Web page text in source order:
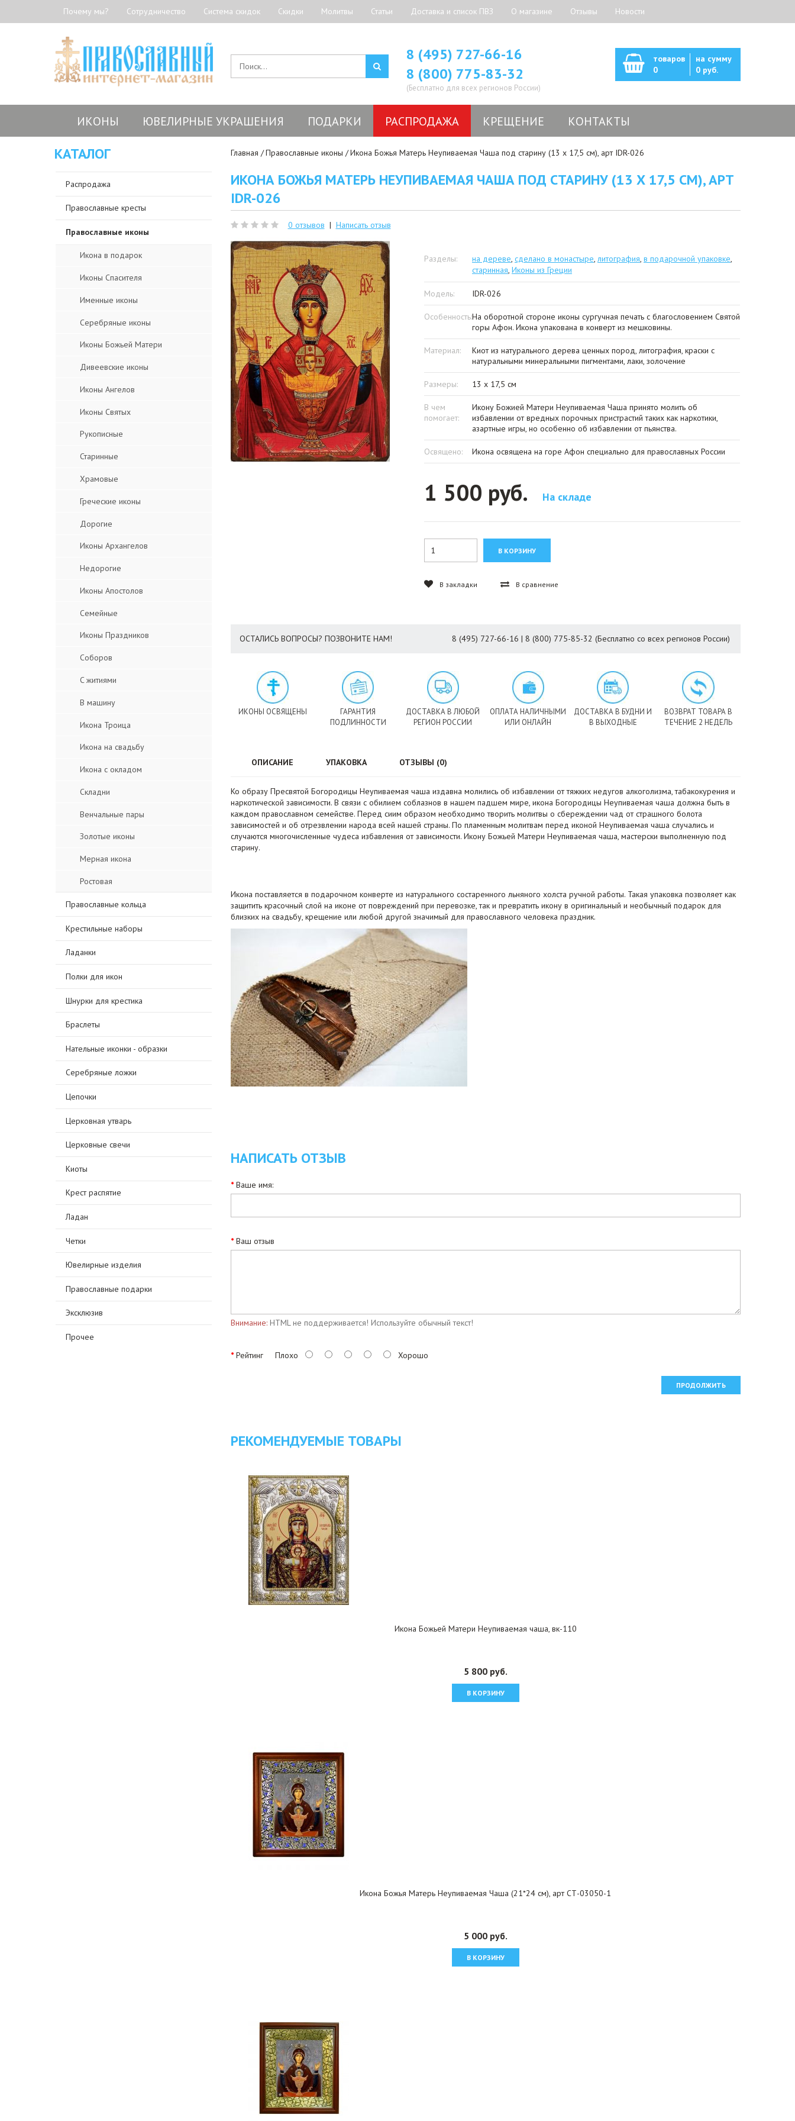
Почему мы? Сотрудничество Система скидок Скидки Молитвы Статьи Доставка и список ПВЗ О магазине Отзывы Новости
8 (495) 727-66-16
8 (800) 775-83-32
(Бесплатно для всех регионов России)
товаров
0
на сумму
0 руб.
ИКОНЫ ЮВЕЛИРНЫЕ УКРАШЕНИЯ ПОДАРКИ РАСПРОДАЖА КРЕЩЕНИЕ КОНТАКТЫ
КАТАЛОГ
Распродажа
Православные кресты
Православные иконы
Икона в подарок
Иконы Спасителя
Именные иконы
Серебряные иконы
Иконы Божьей Матери
Дивеевские иконы
Иконы Ангелов
Иконы Святых
Рукописные
Старинные
Храмовые
Греческие иконы
Дорогие
Иконы Архангелов
Недорогие
Иконы Апостолов
Семейные
Иконы Праздников
Соборов
C житиями
В машину
Икона Троица
Икона на свадьбу
Икона с окладом
Складни
Венчальные пары
Золотые иконы
Мерная икона
Ростовая
Православные кольца
Крестильные наборы
Ладанки
Полки для икон
Шнурки для крестика
Браслеты
Нательные иконки - образки
Серебряные ложки
Цепочки
Церковная утварь
Церковные свечи
Киоты
Крест распятие
Ладан
Четки
Ювелирные изделия
Православные подарки
Эксклюзив
Прочее
Главная Православные иконы Икона Божья Матерь Неупиваемая Чаша под старину (13 х 17,5 см), арт IDR-026
ИКОНА БОЖЬЯ МАТЕРЬ НЕУПИВАЕМАЯ ЧАША ПОД СТАРИНУ (13 Х 17,5 СМ), АРТ
IDR-026
0 отзывов | Написать отзыв
Разделы: на дереве, сделано в монастыре, литография, в подарочной упаковке,
старинная, Иконы из Греции
Модель: IDR-026
Особенность:На оборотной стороне иконы сургучная печать с благословением Святой
горы Афон. Икона упакована в конверт из мешковины.
Материал:
Киот из натурального дерева ценных пород, литография, краски с
натуральными минеральными пигментами, лаки, золочение
Размеры: 13 х 17,5 см
В чем
помогает:
Икону Божией Матери Неупиваемая Чаша принято молить об
избавлении от вредных порочных пристрастий таких как наркотики,
азартные игры, но особенно об избавлении от пьянства.
Освящено: Икона освящена на горе Афон специально для православных России
1 500 руб. На складе
В закладки В сравнение
ОСТАЛИСЬ ВОПРОСЫ? ПОЗВОНИТЕ НАМ! 8 (495) 727-66-16 | 8 (800) 775-85-32 (Бесплатно со всех регионов России)
ИКОНЫ ОСВЯЩЕНЫ
ГАРАНТИЯ
ПОДЛИННОСТИ
ДОСТАВКА В ЛЮБОЙ
РЕГИОН РОССИИ
ОПЛАТА НАЛИЧНЫМИ
ИЛИ ОНЛАЙН
ДОСТАВКА В БУДНИ И
В ВЫХОДНЫЕ
ВОЗВРАТ ТОВАРА В
ТЕЧЕНИЕ 2 НЕДЕЛЬ
ОПИСАНИЕ УПАКОВКА ОТЗЫВЫ (0)
Ко образу Пресвятой Богородицы Неупиваемая чаша издавна молились об избавлении от тяжких недугов алкоголизма, табакокурения и
наркотической зависимости. В связи с обилием соблазнов в нашем падшем мире, икона Богородицы Неупиваемая чаша должна быть в
каждом православном семействе. Перед сиим образом необходимо творить молитвы о сбереждении чад от страшного болота
зависимостей и об отрезвлении народа всей нашей страны. По пламенным молитвам перед иконой Неупиваемая чаша случались и
случаются многочисленные чудеса избавления от зависимости. Икону Божьей Матери Неупиваемая чаша, мастерски выполненную под
старину.
Икона поставляется в подарочном конверте из натурального состаренного льняного холста ручной работы. Такая упаковка позволяет как
защитить красочный слой на иконе от повреждений при перевозке, так и превратить икону в оригинальный и необычный подарок для
близких на свадьбу, крещение или любой другой значимый для православного человека праздник.
НАПИСАТЬ ОТЗЫВ
Ваше имя:
Ваш отзыв
Внимание:HTML не поддерживается! Используйте обычный текст!
РейтингПлохо Хорошо
ПРОДОЛЖИТЬ
РЕКОМЕНДУЕМЫЕ ТОВАРЫ
Икона Божьей Матери Неупиваемая чаша, вк-110
5 800 руб.
В КОРЗИНУ
Икона Божья Матерь Неупиваемая Чаша (21*24 см), арт СТ-03050-1
5 000 руб.
В КОРЗИНУ